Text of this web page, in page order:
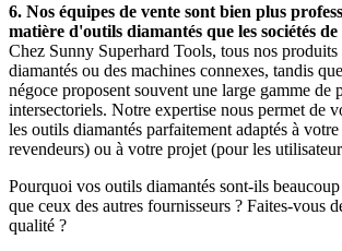
6. Nos équipes de vente sont bien plus
matière d'outils diamantés que les sociétés de
Chez Sunny Superhard Tools, tous nos produits
diamantés ou des machines connexes, tandis
négoce proposent souvent une large gamme de
intersectoriels. Notre expertise nous permet de
les outils diamantés parfaitement adaptés à
revendeurs) ou à votre projet (pour les
Pourquoi vos outils diamantés sont-ils
que ceux des autres fournisseurs ? Faites-vous
qualité ?